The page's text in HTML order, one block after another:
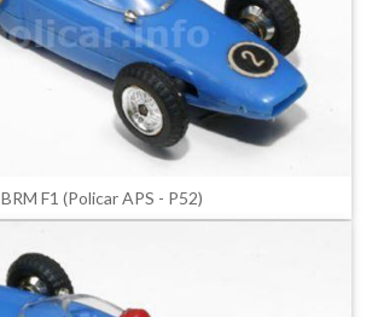
BRM F1 (Policar APS - P52)